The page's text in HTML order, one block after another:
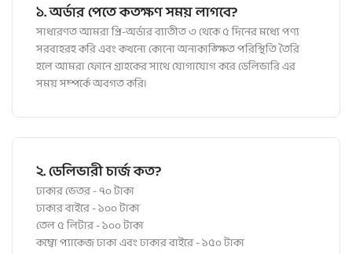
১. অর্ডার পেতে কতক্ষণ সময় লাগবে?
সাধারণত আমরা প্রি-অর্ডার ব্যাতীত ৩ থেকে ৫ দিনের মধ্যে পণ্য
সরবাহরহ করি এবং কখনো কোনো অনাকাঙ্ক্ষিত পরিস্থিতি তৈরি
হলে আমরা ফোনে গ্রাহকের সাথে যোগাযোগ করে ডেলিভারি এর
সময় সম্পর্কে অবগত করি।
২. ডেলিভারী চার্জ কত?
ঢাকার ভেতর - ৭০ টাকা
ঢাকার বাইরে - ১০০ টাকা
তেল ৫ লিটার - ১০০ টাকা
কম্বো প্যাকেজ ঢাকা এবং ঢাকার বাইরে - ১৫০ টাকা